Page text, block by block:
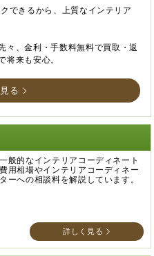
できるから、上質なインテリア
々、金利・手数料無料で買取・返
将来も安心。
る
一般的なインテリアコーディネート
費用相場やインテリアコーディネー
ターへの相談料を解説しています。
詳しく見る